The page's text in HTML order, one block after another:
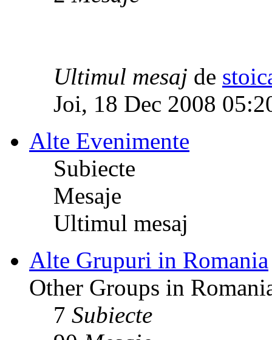
Ultimul mesaj de
Joi, 18 Dec 2008
Alte Evenimente
Subiecte
Mesaje
Ultimul mesaj
Alte Grupuri in Romania
Other Groups in
7 Subiecte